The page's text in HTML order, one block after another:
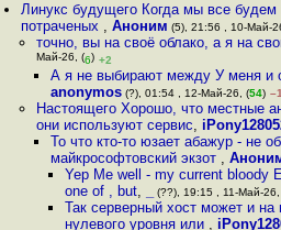
Линукс будущего Когда мы все будем
потраченых ,Аноним (5), 21:56 , 10-Май-
точно, вы на своё облако, а я на
Май-26, (6) +2
А я не выбирают между У меня и
anonymos(?), 01:54 , 12-Май-26, (54) –1
Настоящего Хорошо, что местные
они используют сервис,
То что кто-то юзает абажур - не
майкрософтовский экзот ,
Yep Me well - my current bloody
one of , but, (??), 19:15 , 11-Май-
Так серверный хост может и на
нулевого уровня или ,